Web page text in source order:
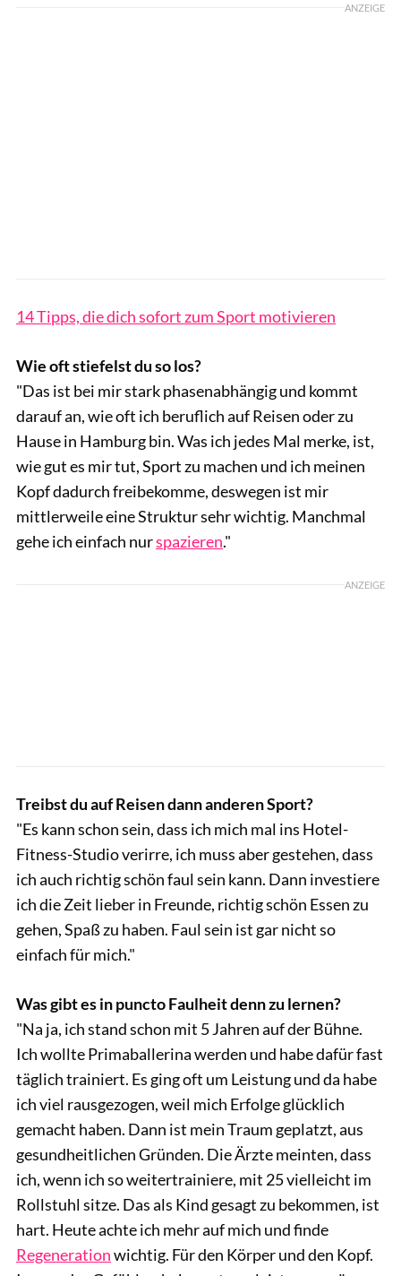
ANZEIGE
14 Tipps, die dich sofort zum Sport motivieren
Wie oft stiefelst du so los?
"Das ist bei mir stark phasenabhängig und kommt
darauf an, wie oft ich beruflich auf Reisen oder zu
Hause in Hamburg bin. Was ich jedes Mal merke, ist,
wie gut es mir tut, Sport zu machen und ich meinen
Kopf dadurch freibekomme, deswegen ist mir
mittlerweile eine Struktur sehr wichtig. Manchmal
gehe ich einfach nurspazieren."
ANZEIGE
Treibst du auf Reisen dann anderen Sport?
"Es kann schon sein, dass ich mich mal ins Hotel-
Fitness-Studio verirre, ich muss aber gestehen, dass
ich auch richtig schön faul sein kann. Dann investiere
ich die Zeit lieber in Freunde, richtig schön Essen zu
gehen, Spaß zu haben. Faul sein ist gar nicht so
einfach für mich."
Was gibt es in puncto Faulheit denn zu lernen?
"Na ja, ich stand schon mit 5 Jahren auf der Bühne.
Ich wollte Primaballerina werden und habe dafür fast
täglich trainiert. Es ging oft um Leistung und da habe
ich viel rausgezogen, weil mich Erfolge glücklich
gemacht haben. Dann ist mein Traum geplatzt, aus
gesundheitlichen Gründen. Die Ärzte meinten, dass
ich, wenn ich so weitertrainiere, mit 25 vielleicht im
Rollstuhl sitze. Das als Kind gesagt zu bekommen, ist
hart. Heute achte ich mehr auf mich und finde
Regenerationwichtig. Für den Körper und den Kopf.